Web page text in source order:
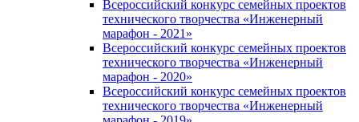
Всероссийский конкурс семейных проектов
технического творчества «Инженерный
марафон - 2021»
Всероссийский конкурс семейных проектов
технического творчества «Инженерный
марафон - 2020»
Всероссийский конкурс семейных проектов
технического творчества «Инженерный